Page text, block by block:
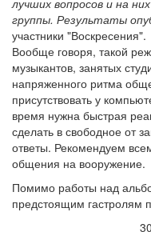
лучших вопросов и на
группы. Результаты
участники "Воскресения".
Вообще говоря, такой
музыкантов, занятых
напряженного ритма
присутствовать у
время нужна быстрая
сделать в свободное от
ответы. Рекомендуем
общения на вооружение.
Помимо работы над
предстоящим гастролям